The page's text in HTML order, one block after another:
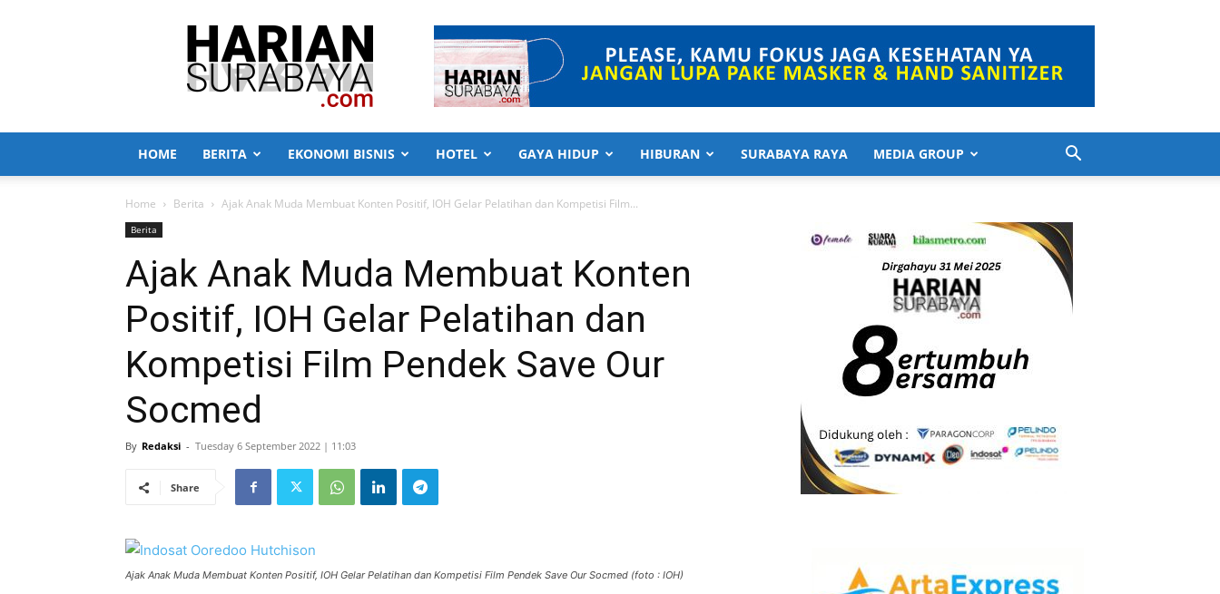
Harian
Surabaya
HOME BERITA EKONOMI BISNIS HOTEL GAYA HIDUP HIBURAN SURABAYA RAYA MEDIA GROUP
Home Berita Ajak Anak Muda Membuat Konten Positif, IOH Gelar Pelatihan dan Kompetisi Film...
Berita
Ajak Anak Muda Membuat Konten
Positif, IOH Gelar Pelatihan dan
Kompetisi Film Pendek Save Our
Socmed
By Redaksi - Tuesday 6 September 2022 | 11:03
Share
Ajak Anak Muda Membuat Konten Positif, IOH Gelar Pelatihan dan Kompetisi Film Pendek Save Our Socmed (foto : IOH)